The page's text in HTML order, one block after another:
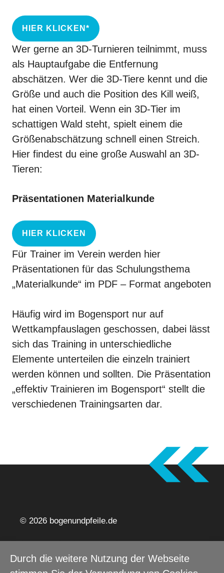
HIER KLICKEN*
Wer gerne an 3D-Turnieren teilnimmt, muss
als Hauptaufgabe die Entfernung
abschätzen. Wer die 3D-Tiere kennt und die
Größe und auch die Position des Kill weiß,
hat einen Vorteil. Wenn ein 3D-Tier im
schattigen Wald steht, spielt einem die
Größenabschätzung schnell einen Streich.
Hier findest du eine große Auswahl an 3D-
Tieren:
Präsentationen Materialkunde
HIER KLICKEN
Für Trainer im Verein werden hier
Präsentationen für das Schulungsthema
„Materialkunde“ im PDF – Format angeboten
Häufig wird im Bogensport nur auf
Wettkampfauslagen geschossen, dabei lässt
sich das Training in unterschiedliche
Elemente unterteilen die einzeln trainiert
werden können und sollten. Die Präsentation
„effektiv Trainieren im Bogensport“ stellt die
verschiedenen Trainingsarten dar.
© 2026 bogenundpfeile.de
Impressum
Datenschutz
Barrierefreiheitserklärung
Webdesign Moritz Knöfel
Durch die weitere Nutzung der Webseite